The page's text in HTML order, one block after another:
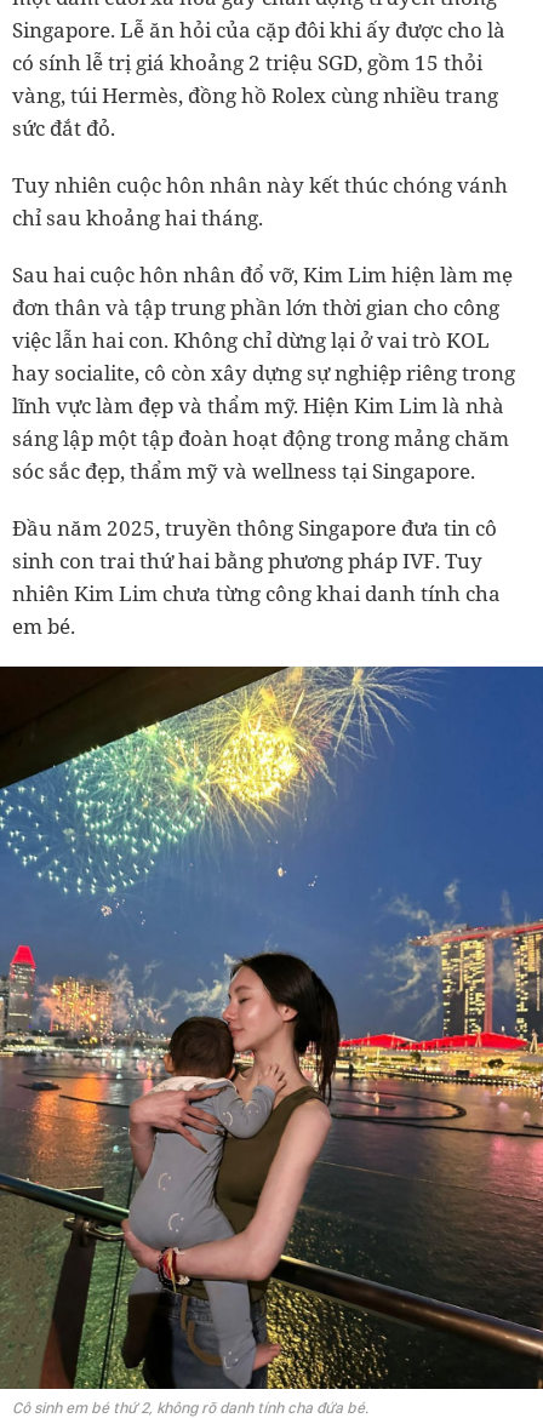
Singapore. Lễ ăn hỏi của cặp đôi khi ấy được cho là
có sính lễ trị giá khoảng 2 triệu SGD, gồm 15 thỏi
vàng, túi Hermès, đồng hồ Rolex cùng nhiều trang
sức đắt đỏ.
Tuy nhiên cuộc hôn nhân này kết thúc chóng vánh
chỉ sau khoảng hai tháng.
Sau hai cuộc hôn nhân đổ vỡ, Kim Lim hiện làm mẹ
đơn thân và tập trung phần lớn thời gian cho công
việc lẫn hai con. Không chỉ dừng lại ở vai trò KOL
hay socialite, cô còn xây dựng sự nghiệp riêng trong
lĩnh vực làm đẹp và thẩm mỹ. Hiện Kim Lim là nhà
sáng lập một tập đoàn hoạt động trong mảng chăm
sóc sắc đẹp, thẩm mỹ và wellness tại Singapore.
Đầu năm 2025, truyền thông Singapore đưa tin cô
sinh con trai thứ hai bằng phương pháp IVF. Tuy
nhiên Kim Lim chưa từng công khai danh tính cha
em bé.
Cô sinh em bé thứ 2, không rõ danh tính cha đứa bé.